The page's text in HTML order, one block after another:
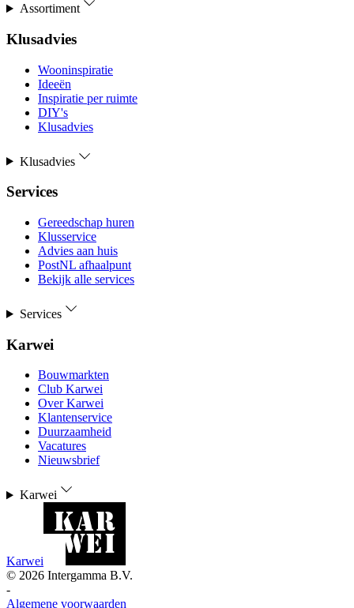
Assortiment
Klusadvies
Wooninspiratie
Ideeën
Inspiratie per ruimte
DIY's
Klusadvies
Klusadvies
Services
Gereedschap huren
Klusservice
Advies aan huis
PostNL afhaalpunt
Bekijk alle services
Services
Karwei
Bouwmarkten
Club Karwei
Over Karwei
Klantenservice
Duurzaamheid
Vacatures
Nieuwsbrief
Karwei
Karwei
© 2026 Intergamma B.V.
-
Algemene voorwaarden